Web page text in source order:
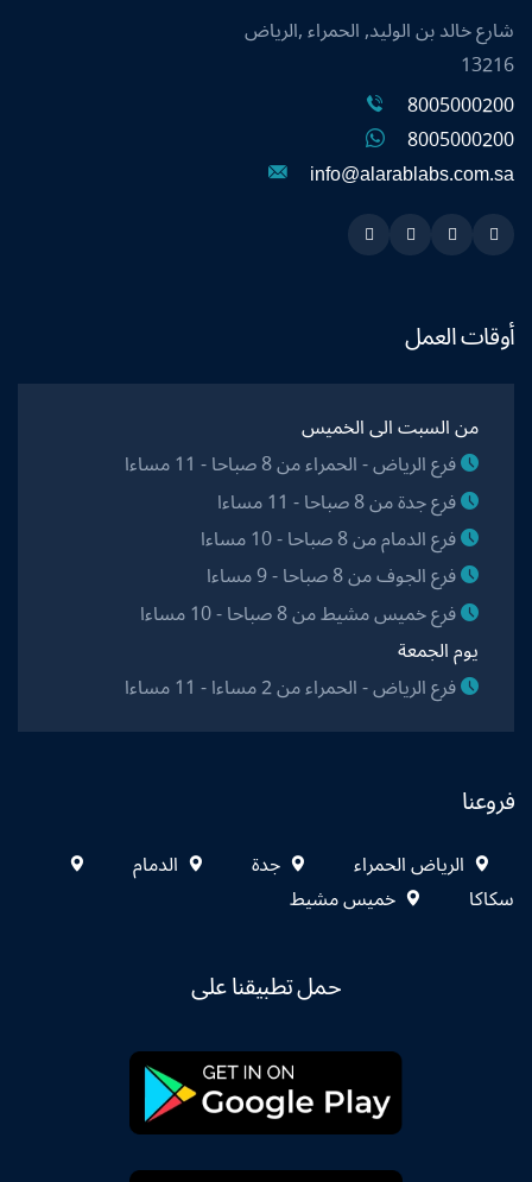
شارع خالد بن الوليد, الحمراء ,الرياض
13216
8005000200
8005000200
info@alarablabs.com.sa
Snapchat
Twitter
Linkedin
Instagram
أوقات العمل
من السبت الى الخميس
فرع الرياض - الحمراء من 8 صباحا - 11 مساءا
فرع جدة من 8 صباحا - 11 مساءا
فرع الدمام من 8 صباحا - 10 مساءا
فرع الجوف من 8 صباحا - 9 مساءا
فرع خميس مشيط من 8 صباحا - 10 مساءا
يوم الجمعة
فرع الرياض - الحمراء من 2 مساءا - 11 مساءا
فروعنا
الرياض الحمراء جدة
الدمام
سكاكا
خميس مشيط
حمل تطبيقنا على